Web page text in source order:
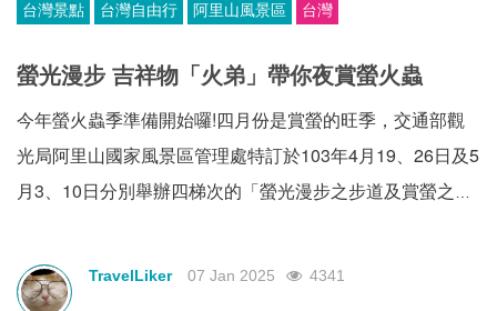
台灣景點 台灣自由行 阿里山風景區 台灣
螢光漫步 吉祥物「火弟」帶你夜賞螢火蟲
今年螢火蟲季準備開始囉!四月份是賞螢的旺季，交通部觀
光局阿里山國家風景區管理處特訂於103年4月19、26日及5
月3、10日分別舉辦四梯次的「螢光漫步之步道及賞螢之
圓潭生態園區、豐山、瑞里等螢火蟲群集地點，配合知名的
「青年嶺步道」、「野薑花步道」「豐山觀景台」「雅吾瑪
TravelLiker 07 Jan 2025 4341